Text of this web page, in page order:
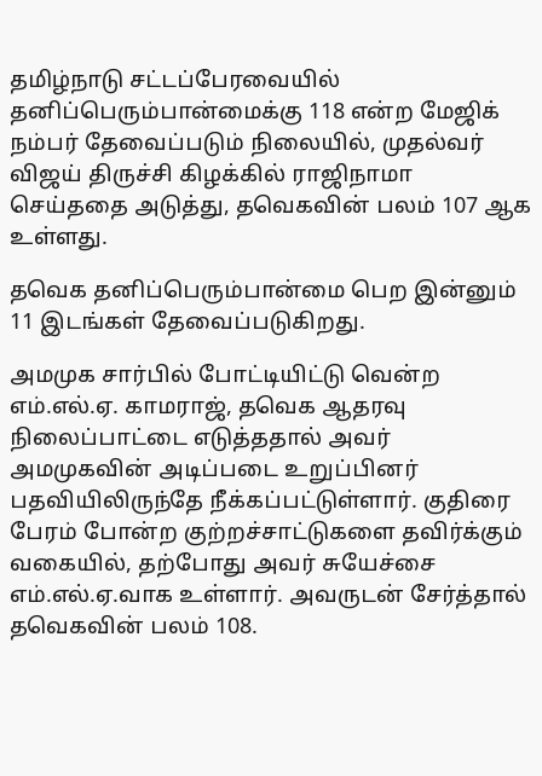
தமிழ்நாடு சட்டப்பேரவையில்
தனிப்பெரும்பான்மைக்கு 118 என்ற மேஜிக்
நம்பர் தேவைப்படும் நிலையில், முதல்வர்
விஜய் திருச்சி கிழக்கில் ராஜிநாமா
செய்ததை அடுத்து, தவெகவின் பலம் 107 ஆக
உள்ளது.
தவெக தனிப்பெரும்பான்மை பெற இன்னும்
11 இடங்கள் தேவைப்படுகிறது.
அமமுக சார்பில் போட்டியிட்டு வென்ற
எம்.எல்.ஏ. காமராஜ், தவெக ஆதரவு
நிலைப்பாட்டை எடுத்ததால் அவர்
அமமுகவின் அடிப்படை உறுப்பினர்
பதவியிலிருந்தே நீக்கப்பட்டுள்ளார். குதிரை
பேரம் போன்ற குற்றச்சாட்டுகளை தவிர்க்கும்
வகையில், தற்போது அவர் சுயேச்சை
எம்.எல்.ஏ.வாக உள்ளார். அவருடன் சேர்த்தால்
தவெகவின் பலம் 108.